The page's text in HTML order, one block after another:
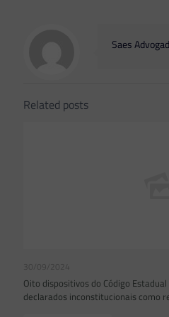
Saes
Related posts
30/09/2024
Oito dispositivos do Código
declarados inconstitucionais como